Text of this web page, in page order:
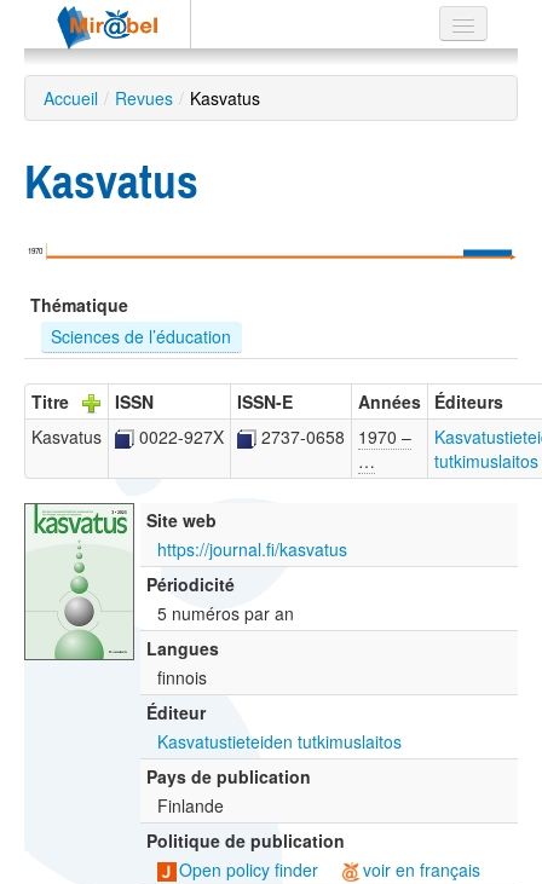
Le réseau
Soutien
Recherche
avancée
EN
ES
?
Accueil / Revues / Kasvatus
Kasvatus
1970
Thématique
Sciences de l’éducation
Titre ISSN ISSN-E Années Éditeurs
Kasvatus
0022-927X 2737-0658
1970 –
…
tutkimuslaitos
Site web
https://journal.fi/kasvatus
Périodicité
5 numéros par an
Langues
finnois
Éditeur
Kasvatustieteiden tutkimuslaitos
Pays de publication
Finlande
Politique de publication
Open policy finder
voir en français